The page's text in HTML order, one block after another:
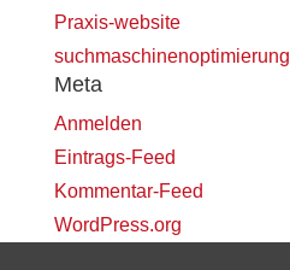
Praxis-website
suchmaschinenoptimierung
Meta
Anmelden
Eintrags-Feed
Kommentar-Feed
WordPress.org